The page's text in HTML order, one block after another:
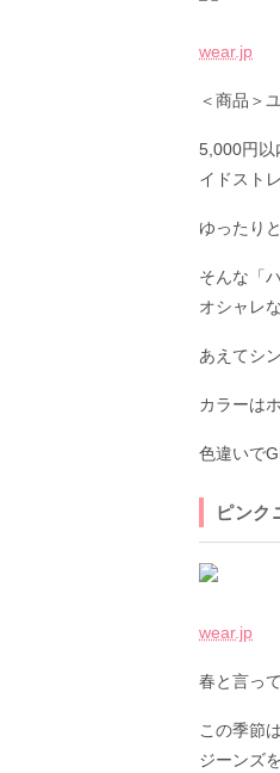
wear.jp
＜商品＞
5,000円以
イドスト
ゆったり
そんな「
オシャレ
あえてシ
カラーは
色違いで
ピンク
wear.jp
春と言っ
この季節
ジーンズ